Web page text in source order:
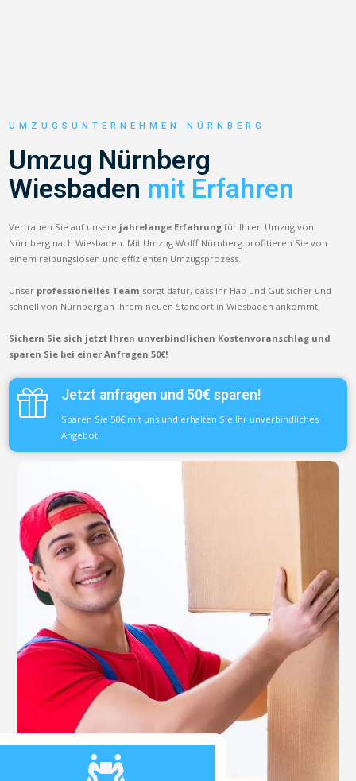
UMZUGSUNTERNEHMEN NÜRNBERG
Umzug Nürnberg
Wiesbaden mit Erfahren
Vertrauen Sie auf unsere jahrelange Erfahrung für Ihren Umzug von
Nürnberg nach Wiesbaden. Mit Umzug Wolff Nürnberg profitieren Sie von
einem reibungslosen und effizienten Umzugsprozess.
Unser professionelles Team sorgt dafür, dass Ihr Hab und Gut sicher und
schnell von Nürnberg an Ihrem neuen Standort in Wiesbaden ankommt.
Sichern Sie sich jetzt Ihren unverbindlichen Kostenvoranschlag und
sparen Sie bei einer Anfragen 50€!
Jetzt anfragen und 50€ sparen!
Sparen Sie 50€ mit uns und erhalten Sie Ihr unverbindliches
Angebot.